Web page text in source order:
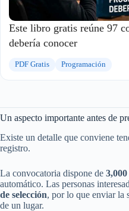
Este libro gratis reúne 97
debería conocer
PDF Gratis Programación
Un aspecto importante antes de
Existe un detalle que conviene
registro.
La convocatoria dispone de
automático. Las personas
de selección, por lo que enviar la
de un lugar.